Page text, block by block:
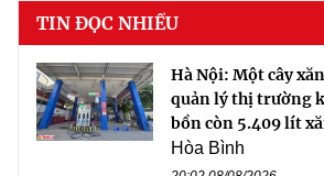
TIN ĐỌC NHIỀU
Hà Nội: Một cây
quản lý thị trường
bồn còn 5.409 lít
Hòa Bình